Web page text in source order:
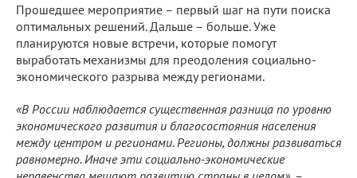
Прошедшее мероприятие – первый шаг на пути поиска
оптимальных решений. Дальше – больше. Уже
планируются новые встречи, которые помогут
выработать механизмы для преодоления социально-
экономического разрыва между регионами.
«В России наблюдается существенная разница по уровню
экономического развития и благосостояния населения
между центром и регионами. Регионы, должны развиваться
равномерно. Иначе эти социально-экономические